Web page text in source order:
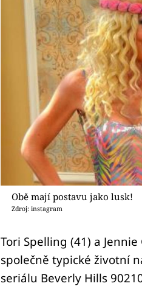
Obě mají postavu jako lusk!
Zdroj: instagram
Tori Spelling (41) a
společně typické životní
seriálu Beverly Hills